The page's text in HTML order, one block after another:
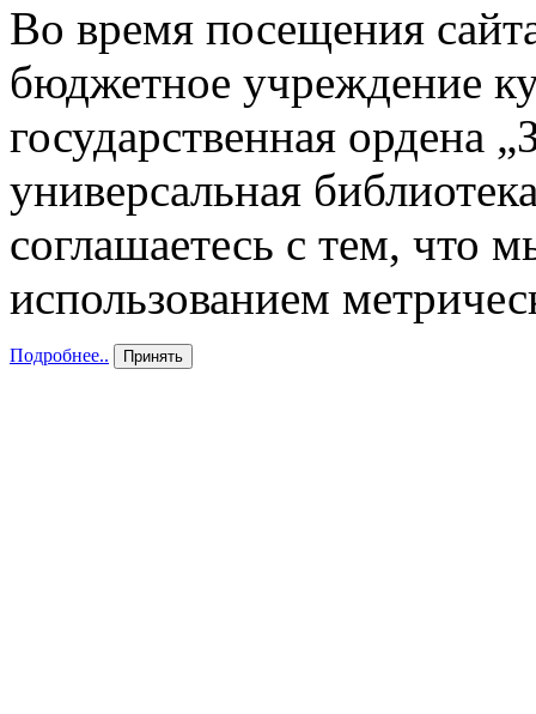
Во время посещения
бюджетное учреждение
государственная ордена
универсальная
соглашаетесь с тем, что
использованием
Подробнее.. Принять